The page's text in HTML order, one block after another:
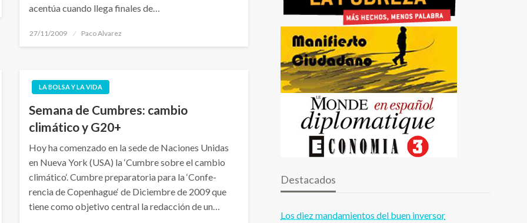
acentúa cuando llega finales de…
Publicado
27/11/2009 Paco Alvarez
LA BOLSA Y LA VIDA
Semana de Cumbres: cambio
climático y G20+
Hoy ha comenzado en la sede de Naciones Unidas
en Nueva York (USA) la ‘Cumbre sobre el cambio
climático‘. Cumbre preparatoria para la ‘Confe-
rencia de Copenhague‘ de Diciembre de 2009 que
tiene como objetivo central la redacción de un…
Destacados
Los diez mandamientos del buen inversor